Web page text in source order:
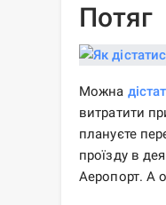
Потяг
Можна
витратити
плануєте
проїзду в
Аеропорт. А